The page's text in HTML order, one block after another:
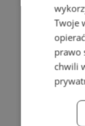
Twoje
prawo
chwili